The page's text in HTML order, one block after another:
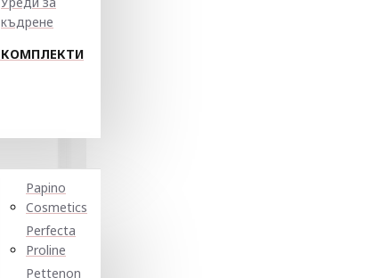
къдрене
КОМПЛЕКТИ
Papino
Cosmetics
Perfecta
Proline
Pettenon